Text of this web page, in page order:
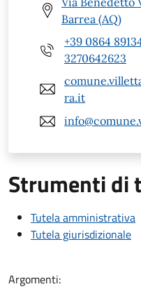
Barrea (AQ)
+39 0864
3270642623
ra.it
Strumenti di
Tutela amministrativa
Tutela giurisdizionale
Argomenti: